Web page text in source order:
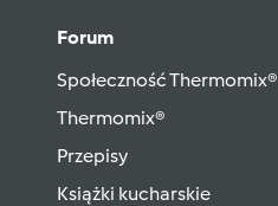
Forum
Społeczność Thermomix®
Thermomix®
Przepisy
Książki kucharskie